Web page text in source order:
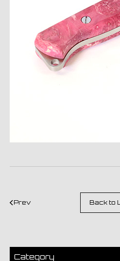
Prev Back to
Category